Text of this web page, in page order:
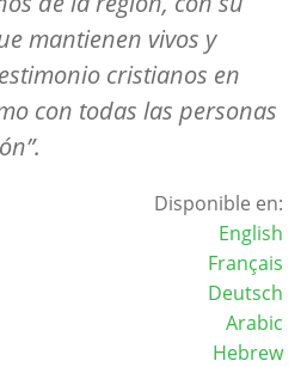
mantienen vivos y
cristianos en
con todas las personas
Disponible en:
English
Français
Deutsch
Arabic
Hebrew